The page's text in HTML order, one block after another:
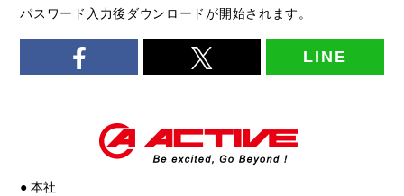
パスワード入力後ダウンロードが開始されます。
LINE
● 本社